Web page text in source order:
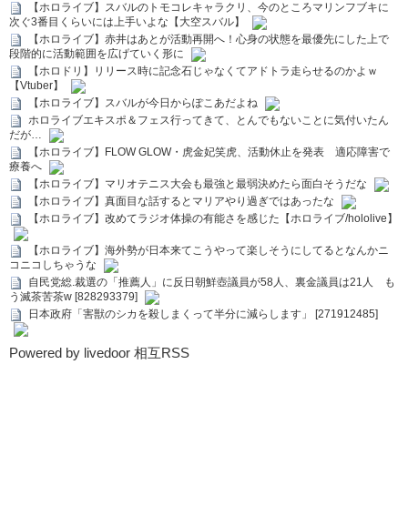
【ホロライブ】スバルのトモコレキャラクリ、今のところマリンフブキに
次ぐ3番目くらいには上手いよな【大空スバル】
【ホロライブ】赤井はあとが活動再開へ！心身の状態を最優先にした上で
段階的に活動範囲を広げていく形に
【ホロドリ】リリース時に記念石じゃなくてアドトラ走らせるのかよｗ
【Vtuber】
【ホロライブ】スバルが今日からぽこあだよね
ホロライブエキスポ＆フェス行ってきて、とんでもないことに気付いたん
だが…
【ホロライブ】FLOW GLOW・虎金妃笑虎、活動休止を発表 適応障害で
療養へ
【ホロライブ】マリオテニス大会も最強と最弱決めたら面白そうだな
【ホロライブ】真面目な話するとマリアやり過ぎではあったな
【ホロライブ】改めてラジオ体操の有能さを感じた【ホロライブ/hololive】
【ホロライブ】海外勢が日本来てこうやって楽しそうにしてるとなんかニ
コニコしちゃうな
自民党総.裁選の「推薦人」に反日朝鮮壺議員が58人、裏金議員は21人 も
う滅茶苦茶w [828293379]
日本政府「害獣のシカを殺しまくって半分に減らします」 [271912485]
Powered by livedoor 相互RSS